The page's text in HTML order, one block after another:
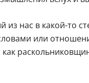
из нас в какой-то
или